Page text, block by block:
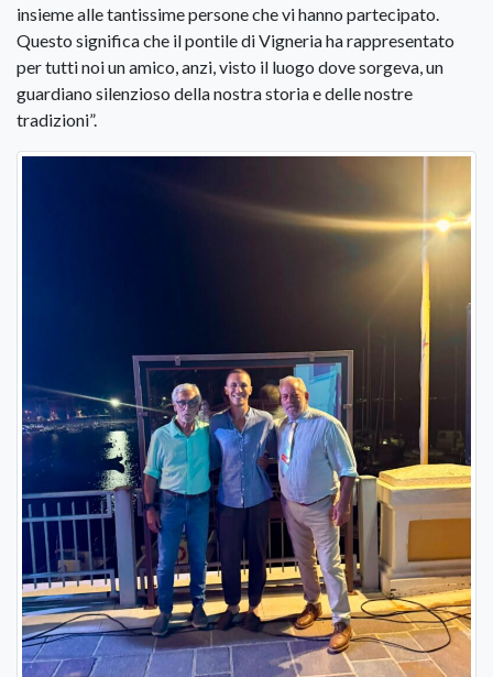
insieme alle tantissime persone che vi hanno partecipato.
Questo significa che il pontile di Vigneria ha rappresentato
per tutti noi un amico, anzi, visto il luogo dove sorgeva, un
guardiano silenzioso della nostra storia e delle nostre
tradizioni”.